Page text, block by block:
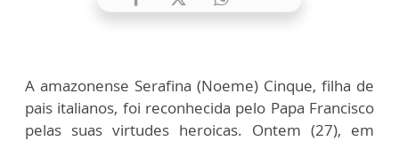
A amazonense Serafina (Noeme) Cinque, filha de
pais italianos, foi reconhecida pelo Papa Francisco
pelas suas virtudes heroicas. Ontem (27), em